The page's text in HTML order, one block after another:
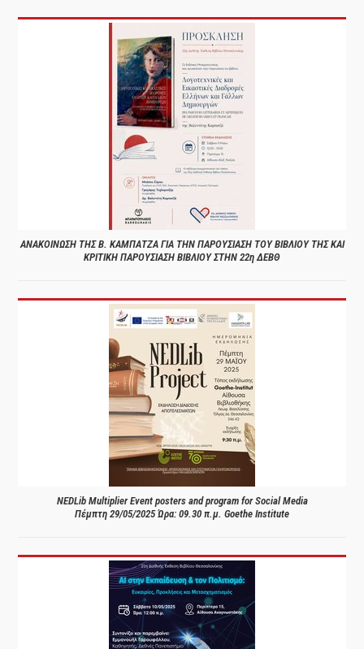
ΑΝΑΚΟΙΝΩΣΗ ΤΗΣ Β. ΚΑΜΠΑΤΖΑ ΓΙΑ ΤΗΝ ΠΑΡΟΥΣΙΑΣΗ ΤΟΥ ΒΙΒΛΙΟΥ ΤΗΣ ΚΑΙ
ΚΡΙΤΙΚΗ ΠΑΡΟΥΣΙΑΣΗ ΒΙΒΛΙΟΥ ΣΤΗΝ 22η ΔΕΒΘ
NEDLib Multiplier Event posters and program for Social Media
Πέμπτη 29/05/2025 Ώρα: 09.30 π.μ. Goethe Institute